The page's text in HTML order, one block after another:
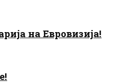
на Евровизија!